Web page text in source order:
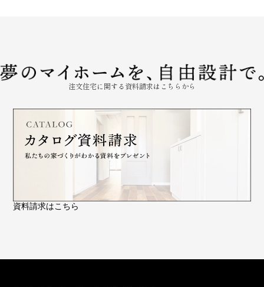
注文住宅に関する資料請求はこちらから
資料請求はこちら